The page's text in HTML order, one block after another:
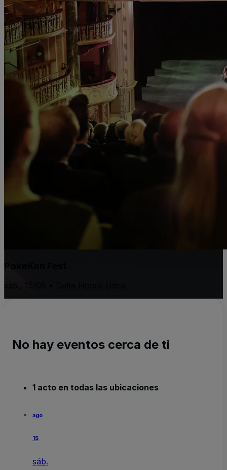
PokeKon Fest
No hay eventos cerca de ti
1 acto en todas las ubicaciones
ago
15
sáb.